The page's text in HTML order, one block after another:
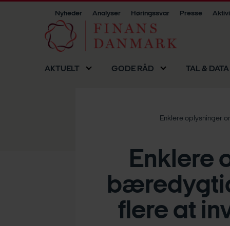
Nyheder Analyser Høringssvar Presse
AKTUELT GODE RÅD TAL & DATA
Enklere oplysninger
Enklere
flere at